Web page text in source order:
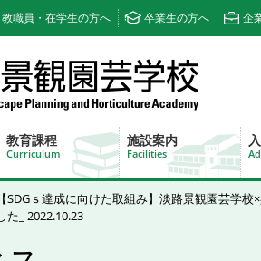
教職員・在学生の方へ 卒業生の方へ 企
教育課程
Curriculum
施設案内
Facilities
SDGｓ達成に向けた取組み】淡路景観園芸学
た_ 2022.10.23